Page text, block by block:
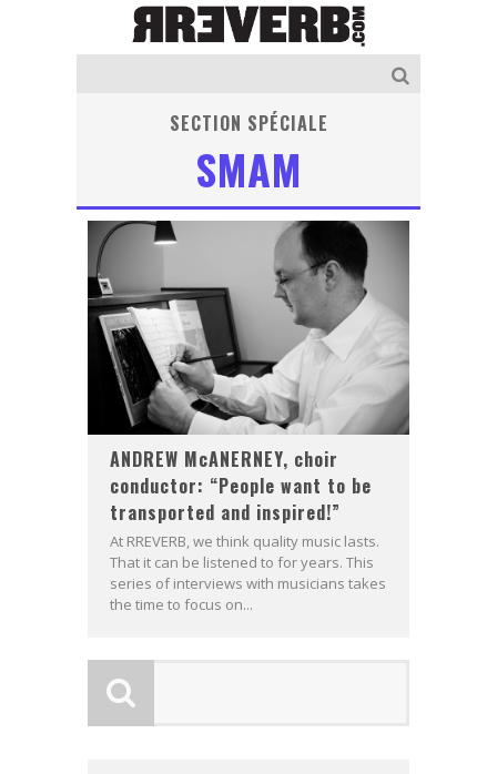
SECTION SPÉCIALE
SMAM
ANDREW McANERNEY, choir
conductor: “People want to be
transported and inspired!”
At RREVERB, we think quality music lasts.
That it can be listened to for years. This
series of interviews with musicians takes
the time to focus on...